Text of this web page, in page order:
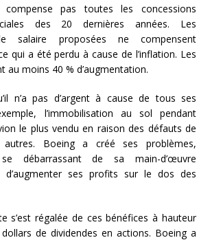
compense pas toutes les concessions
des 20 dernières années. Les
salaire proposées ne compensent
qui a été perdu à cause de l’inflation. Les
au moins 40 % d’augmentation.
n’a pas d’argent à cause de tous ses
l’immobilisation au sol pendant
le plus vendu en raison des défauts de
autres. Boeing a créé ses problèmes,
débarrassant de sa main-d’œuvre
d’augmenter ses profits sur le dos des
s’est régalée de ces bénéfices à hauteur
de dividendes en actions. Boeing a